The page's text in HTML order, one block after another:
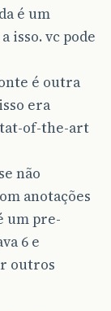
é um
isso. vc pode
é outra
era
of-the-art
não
anotações
um pre-
6 e
outros